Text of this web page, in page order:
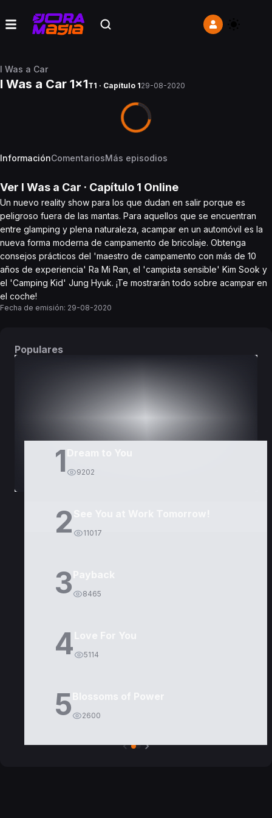
I Was a Car
I Was a Car 1x1T1 · Capítulo 129-08-2020
InformaciónComentariosMás episodios
Ver I Was a Car · Capítulo 1 Online
Un nuevo reality show para los que dudan en salir porque es
peligroso fuera de las mantas. Para aquellos que se encuentran
entre glamping y plena naturaleza, acampar en un automóvil es la
nueva forma moderna de campamento de bricolaje. Obtenga
consejos prácticos del 'maestro de campamento con más de 10
años de experiencia' Ra Mi Ran, el 'campista sensible' Kim Sook y
el 'Camping Kid' Jung Hyuk. ¡Te mostrarán todo sobre acampar en
el coche!
Fecha de emisión: 29-08-2020
Populares
1 9202
2 11017
3 8465
4 5114
5 2600